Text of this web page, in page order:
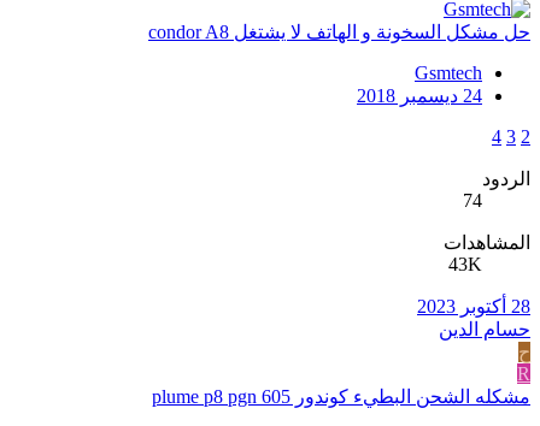
حل مشكل السخونة و الهاتف لا يشتغل condor A8
Gsmtech
24 ديسمبر 2018
2
3
4
الردود
74
المشاهدات
43K
28 أكتوبر 2023
حسام الدين
ح
R
مشكله الشحن البطيء كوندور plume p8 pgn 605